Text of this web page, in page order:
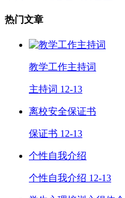
热门文章
教学工作主持词
主持词 12-13
离校安全保证书
保证书 12-13
个性自我介绍
个性自我介绍 12-13